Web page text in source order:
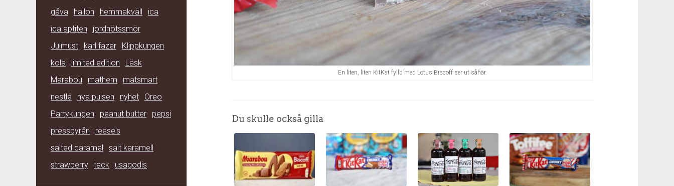
gåva
hallon hemmakväll
ica
ica aptiten
jordnötssmör
Julmust
karl fazer
Klippkungen
kola
limited edition
Läsk
Marabou
mathem
matsmart
nestlé
nya pulsen nyhet
Oreo
Partykungen
peanut butter
pepsi
pressbyrån
reese's
salted caramel
salt karamell
strawberry tack usagodis
En liten, liten KitKat fylld med Lotus Biscoff ser ut såhär.
Du skulle också gilla